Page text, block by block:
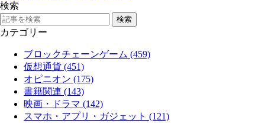
検索
カテゴリー
ブロックチェーンゲーム (459)
仮想通貨 (451)
オピニオン (175)
書籍関連 (143)
映画・ドラマ (142)
スマホ・アプリ・ガジェット (121)